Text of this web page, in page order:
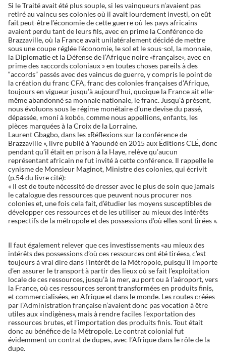
Si le Traité avait été plus souple, si les vainqueurs n’avaient pas
retiré au vaincu ses colonies où il avait lourdement investi, on eût
fait peut-être l’économie de cette guerre où les pays africains
avaient perdu tant de leurs fils, avec en prime la Conférence de
Brazzaville, où la France avait unilatéralement décidé de mettre
sous une coupe réglée l’économie, le sol et le sous-sol, la monnaie,
la Diplomatie et la Défense de l’Afrique noire «française», avec en
prime des «accords coloniaux » en toutes choses pareils à des
“accords” passés avec des vaincus de guerre, y compris le point de
la création du franc CFA, franc des colonies françaises d’Afrique,
toujours en vigueur jusqu’à aujourd’hui, quoique la France ait elle-
même abandonné sa monnaie nationale, le franc. Jusqu’à présent,
nous évoluons sous le régime monétaire d’une devise du passé,
dépassée, «moní à kobó», comme nous appellions, enfants, les
pièces marquées à la Croix de la Lorraine.
Laurent Gbagbo, dans les «Réflexions sur la conférence de
Brazzaville », livre publié à Yaoundé en 2015 aux Éditions CLÉ, donc
pendant qu’il était en prison à la Haye, relève qu’aucun
représentant africain ne fut invité à cette conférence. Il rappelle le
cynisme de Monsieur Maginot, Ministre des colonies, qui écrivit
(p.54 du livre cité):
« Il est de toute nécessité de dresser avec le plus de soin que jamais
le catalogue des ressources que peuvent nous procurer nos
colonies et, une fois cela fait, d’étudier les moyens susceptibles de
développer ces ressources et de les utiliser au mieux des intérêts
respectifs de la métropole et des possessions d’où elles sont tirées ».
Il faut également relever que ces investissements «au mieux des
intérêts des possessions d’où ces ressources ont été tirées», c’est
toujours à vrai dire dans l’intérêt de la Métropole, puisqu’il importe
d’en assurer le transport à partir des lieux où se fait l’exploitation
locale de ces ressources, jusqu’à la mer, au port ou à l’aéroport, vers
la France, où ces ressources seront transformées en produits finis,
et commercialisées, en Afrique et dans le monde. Les routes créées
par l’Administration française n’avaient donc pas vocation à être
utiles aux «indigènes», mais à rendre faciles l’exportation des
ressources brutes, et l’importation des produits finis. Tout était
donc au bénéfice de la Métropole. Le contrat colonial fut
évidemment un contrat de dupes, avec l’Afrique dans le rôle de la
dupe.